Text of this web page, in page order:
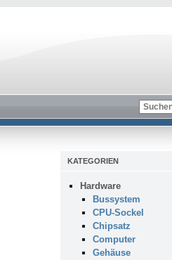
KATEGORIEN
Hardware
Bussystem
CPU-Sockel
Chipsatz
Computer
Gehäuse